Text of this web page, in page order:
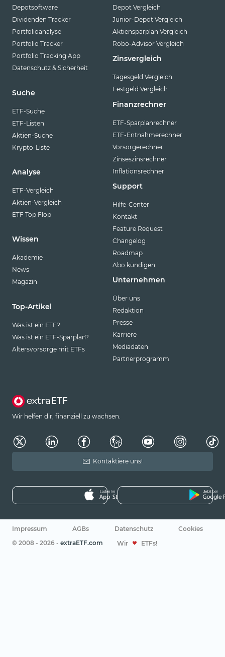
Depotsoftware
Dividenden Tracker
Portfolioanalyse
Portfolio Tracker
Portfolio Tracking App
Datenschutz & Sicherheit
Suche
ETF-Suche
ETF-Listen
Aktien-Suche
Krypto-Liste
Analyse
ETF-Vergleich
Aktien-Vergleich
ETF Top Flop
Wissen
Akademie
News
Magazin
Top-Artikel
Was ist ein ETF?
Was ist ein ETF-Sparplan?
Altersvorsorge mit ETFs
Depot Vergleich
Junior-Depot Vergleich
Aktiensparplan Vergleich
Robo-Advisor Vergleich
Zinsvergleich
Tagesgeld Vergleich
Festgeld Vergleich
Finanzrechner
ETF-Sparplanrechner
ETF-Entnahmerechner
Vorsorgerechner
Zinseszinsrechner
Inflationsrechner
Support
Hilfe-Center
Kontakt
Feature Request
Changelog
Roadmap
Abo kündigen
Unternehmen
Über uns
Redaktion
Presse
Karriere
Mediadaten
Partnerprogramm
Wir helfen dir, finanziell zu wachsen.
Kontaktiere uns!
Impressum AGBs Datenschutz
Cookies
© 2008 - 2026 - extraETF.com Wir ETFs!